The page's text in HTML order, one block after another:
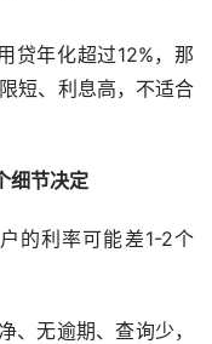
贷年化超过12%，那
短、利息高，不适合
细节决定
的利率可能差1-2个
、无逾期、查询少，